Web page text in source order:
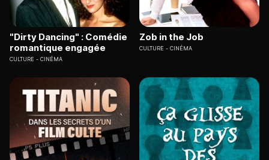
"Dirty Dancing" : Comédie
romantique engagée
CULTURE CINÉMA
Zob in the Job
CULTURE CINÉMA